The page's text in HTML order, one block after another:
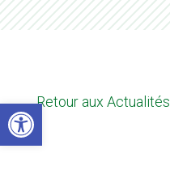
Ouvrir la barre d’outils
Retour aux Actualités